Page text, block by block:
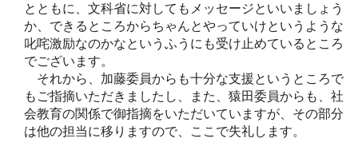
とともに、文科省に対してもメッセージといいましょう
か、できるところからちゃんとやっていけというような
叱咤激励なのかなというふうにも受け止めているところ
でございます。
それから、加藤委員からも十分な支援というところで
もご指摘いただきましたし、また、猿田委員からも、社
会教育の関係で御指摘をいただいていますが、その部分
は他の担当に移りますので、ここで失礼します。